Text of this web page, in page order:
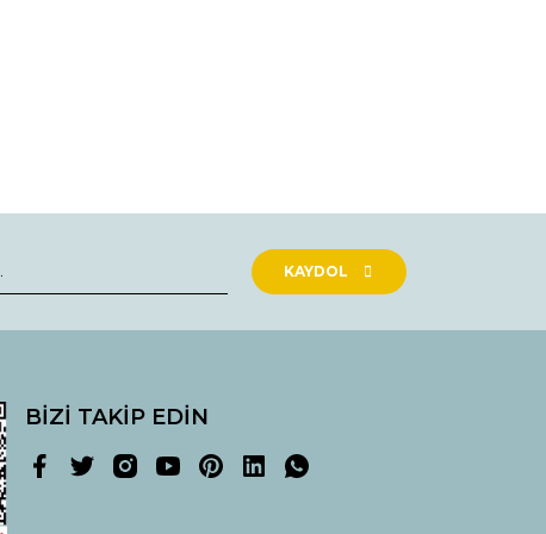
KAYDOL
BİZİ TAKİP EDİN